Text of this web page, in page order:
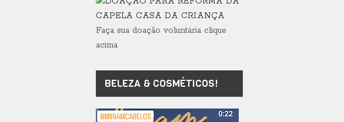
Faça sua doação voluntária clique
acima
BELEZA & COSMÉTICOS!